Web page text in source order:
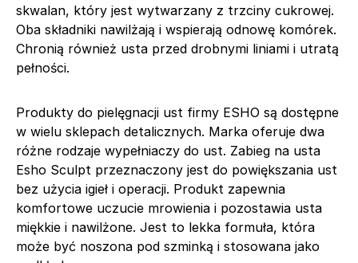
skwalan, który jest wytwarzany z trzciny cukrowej.
Oba składniki nawilżają i wspierają odnowę komórek.
Chronią również usta przed drobnymi liniami i utratą
pełności.
Produkty do pielęgnacji ust firmy ESHO są dostępne
w wielu sklepach detalicznych. Marka oferuje dwa
różne rodzaje wypełniaczy do ust. Zabieg na usta
Esho Sculpt przeznaczony jest do powiększania ust
bez użycia igieł i operacji. Produkt zapewnia
komfortowe uczucie mrowienia i pozostawia usta
miękkie i nawilżone. Jest to lekka formuła, która
może być noszona pod szminką i stosowana jako